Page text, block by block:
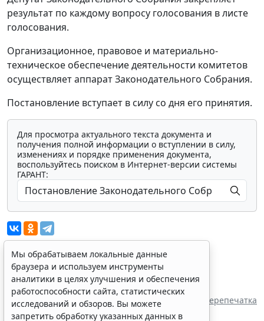
результат по каждому вопросу голосования в листе
голосования.
Организационное, правовое и материально-
техническое обеспечение деятельности комитетов
осуществляет аппарат Законодательного Собрания.
Постановление вступает в силу со дня его принятия.
Для просмотра актуального текста документа и
получения полной информации о вступлении в силу,
изменениях и порядке применения документа,
воспользуйтесь поиском в Интернет-версии системы
ГАРАНТ:
Показать все материалы
Источник:
Законодательное собрание Челябинской
области
Перепечатка
Мы обрабатываем локальные данные
браузера и используем инструменты
аналитики в целях улучшения и обеспечения
работоспособности сайта, статистических
исследований и обзоров. Вы можете
запретить обработку указанных данных в